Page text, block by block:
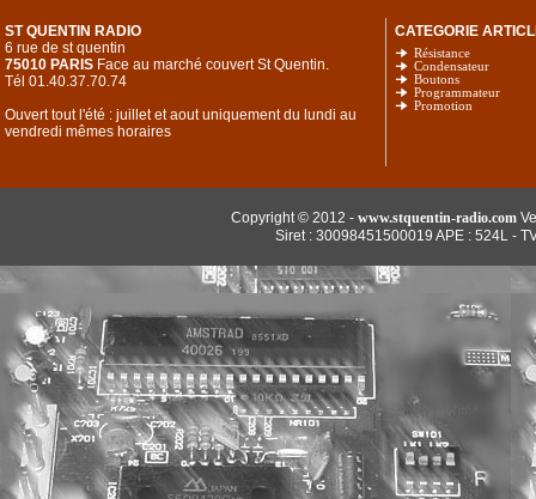
ST QUENTIN RADIO
6 rue de st quentin
75010 PARIS Face au marché couvert St Quentin.
Tél 01.40.37.70.74
Ouvert tout l'été : juillet et aout uniquement du lundi au
vendredi mêmes horaires
CATEGORIE
Résistance
Condensateur
Boutons
Programmateur
Promotion
Copyright © 2012 - www.stquentin-radio.com
Siret : 30098451500019 APE : 524L -